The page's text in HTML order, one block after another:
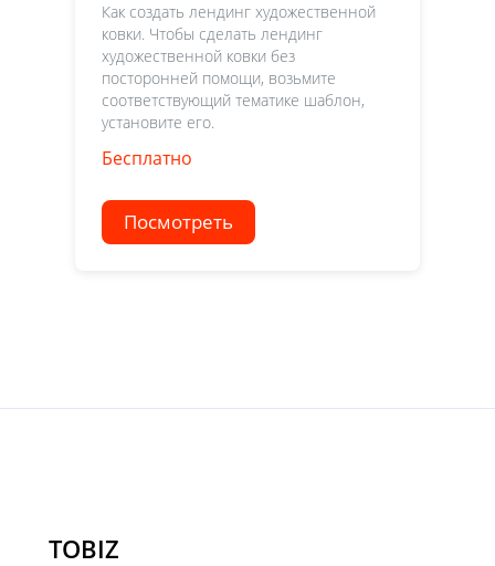
Как создать лендинг художественной
ковки. Чтобы сделать лендинг
художественной ковки без
посторонней помощи, возьмите
соответствующий тематике шаблон,
установите его.
Бесплатно
Посмотреть
TOBIZ